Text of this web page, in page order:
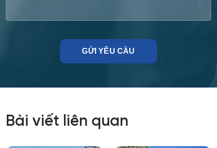
Công nghệ thực phẩm có nguồn gốc động vật
Công nghệ và thiết kế sản phẩm dệt may
Bài viết liên quan